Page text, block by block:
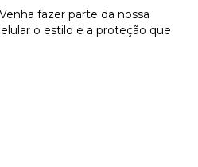
fazer parte da nossa
o estilo e a proteção que